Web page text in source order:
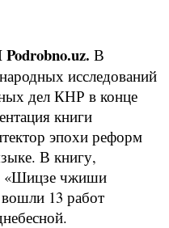
В
исследований
дел КНР в конце
книги
эпохи реформ
В книгу,
«Шицзе чжиши
13 работ